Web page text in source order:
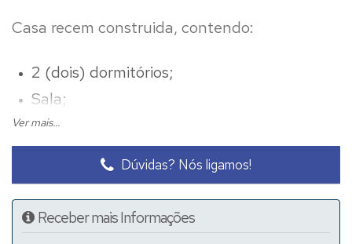
Casa recem construida, contendo:
2 (dois) dormitórios;
Sala;
Cozinha;
Banheiro Social;
Garagem para 2 (dois) carros descobertos;
Pequeno quintal e corretor;
Agendar visita.
Ver mais...
Dúvidas? Nós ligamos!
Receber mais Informações